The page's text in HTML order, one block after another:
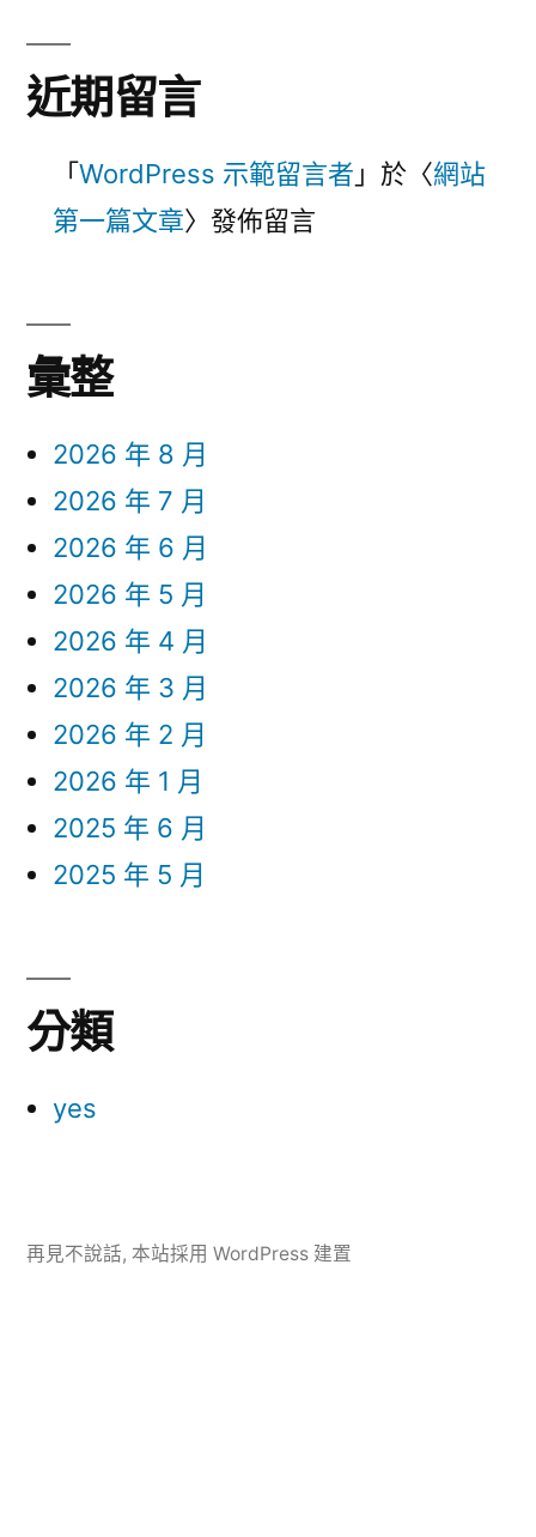
近期留言
「 WordPress 示範留言者 」於〈網站
第一篇文章〉發佈留言
彙整
2026 年 8 月
2026 年 7 月
2026 年 6 月
2026 年 5 月
2026 年 4 月
2026 年 3 月
2026 年 2 月
2026 年 1 月
2025 年 6 月
2025 年 5 月
分類
yes
再見不說話, 本站採用 WordPress 建置